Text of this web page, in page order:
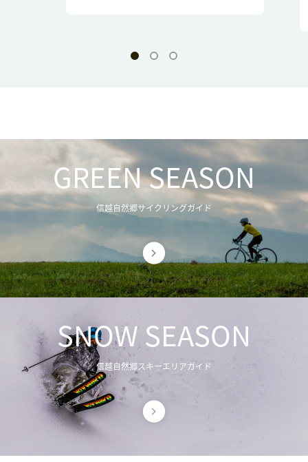
GREEN SEASON
信越自然郷サイクリングガイド
SNOW SEASON
信越自然郷スキーエリアガイド